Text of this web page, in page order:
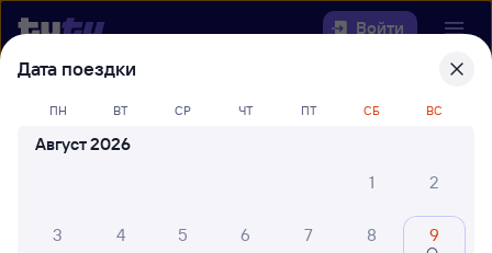
Войти
Выберите день, чтобы найтиж/д
билеты Болонь — Ружино
Куда
Дата поездки
ПН ВТ СР ЧТ ПТ СБ ВС
Август 2026
1
2
3 4 5 6 7 8 9